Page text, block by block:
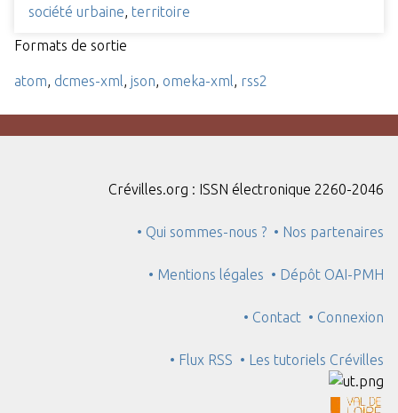
société urbaine territoire
Formats de sortie
atom dcmes-xml json omeka-xml rss2
Crévilles.org : ISSN électronique 2260-2046
• Qui sommes-nous ? • Nos partenaires
• Mentions légales • Dépôt OAI-PMH
• Contact • Connexion
• Flux RSS • Les tutoriels Crévilles